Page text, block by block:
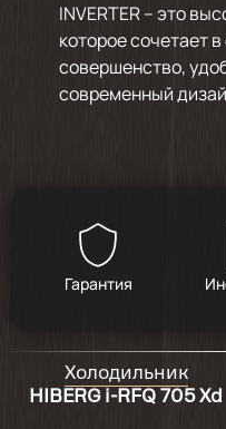
INVERTER – это
которое сочетает
совершенство,
современный
Гарантия
Холодильник
HIBERG i-RFQ 705 Xd